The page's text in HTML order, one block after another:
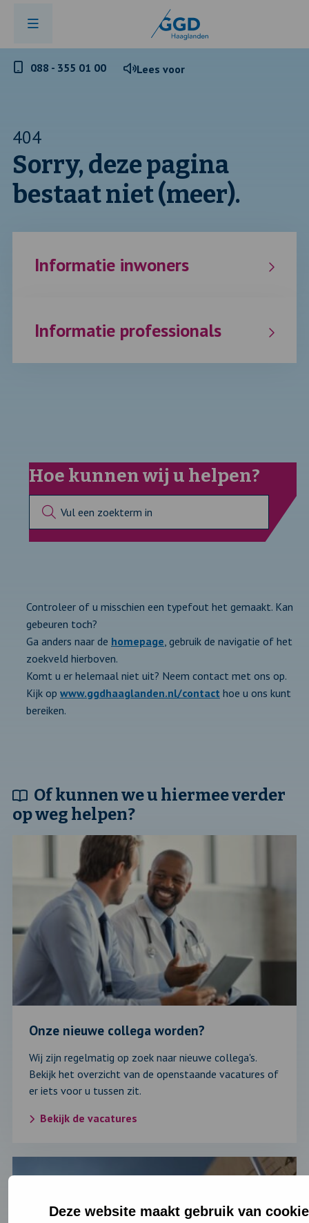
Deze website maakt gebruik van
Telefoonnummer
088 - 355 01 00 Lees voor
404
Sorry, deze pagina
bestaat niet (meer).
Informatie inwoners
Informatie professionals
Hoe kunnen wij u helpen?
Controleer of u misschien een typefout het gemaakt. Kan
gebeuren toch?
Ga anders naar de homepage, gebruik de navigatie of het
zoekveld hierboven.
Komt u er helemaal niet uit? Neem contact met ons op.
Kijk op www.ggdhaaglanden.nl/contact hoe u ons kunt
bereiken.
Of kunnen we u hiermee verder
op weg helpen?
Onze nieuwe collega worden?
Wij zijn regelmatig op zoek naar nieuwe collega's.
Bekijk het overzicht van de openstaande vacatures of
er iets voor u tussen zit.
Bekijk de vacatures
nieuwe
collega
worden?
Gezonde